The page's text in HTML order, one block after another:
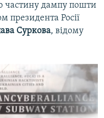
частину дампу пошти
президента Росії
Суркова, відому